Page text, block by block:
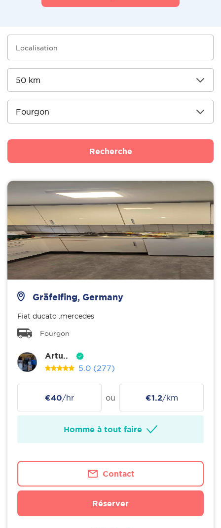
Recherche
Gräfelfing, Germany
Fiat ducato .mercedes
Fourgon
Artu..
5.0 (277)
€40/hr ou €1.2/km
Homme à tout faire
Contact
Réserver